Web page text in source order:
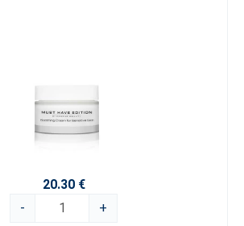
20.30 €
-
+